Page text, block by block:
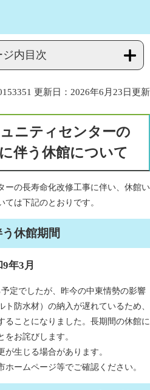
ジ内目次
更新日：2026年6月23日更新
ニティセンターの
伴う休館について
ーの長寿命化改修工事に伴い、休館い
は下記のとおりです。
休館期間
年3月
定でしたが、昨今の中東情勢の影響
防水材）の納入が遅れているため、
ることになりました。長期間の休館に
をお詫びします。
生じる場合があります。
ームページ等でご確認ください。